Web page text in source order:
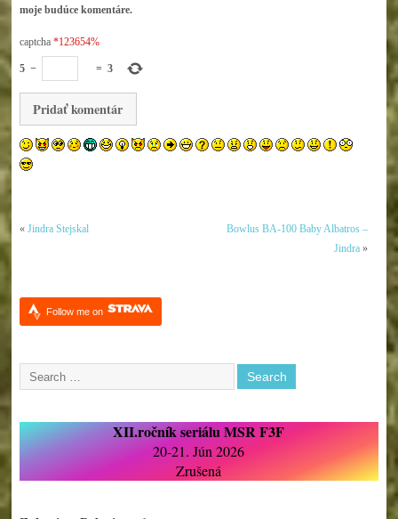
moje budúce komentáre.
captcha*123654%
5 − = 3
« Jindra Stejskal
Bowlus BA-100 Baby Albatros –
Jindra»
Follow me on
XII.ročník seriálu MSR F3F
20-21. Jún 2026
Zrušená